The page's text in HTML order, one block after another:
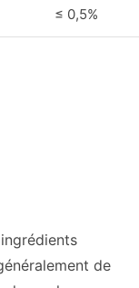
≤ 0,5%
de